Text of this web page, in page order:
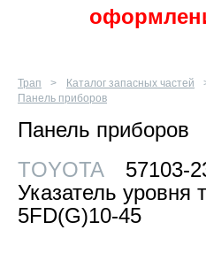
Трап Каталог запасных частей
Панель приборов
Панель приборов
TOYOTA
57103-
Указатель уровня
5FD(G)10-45